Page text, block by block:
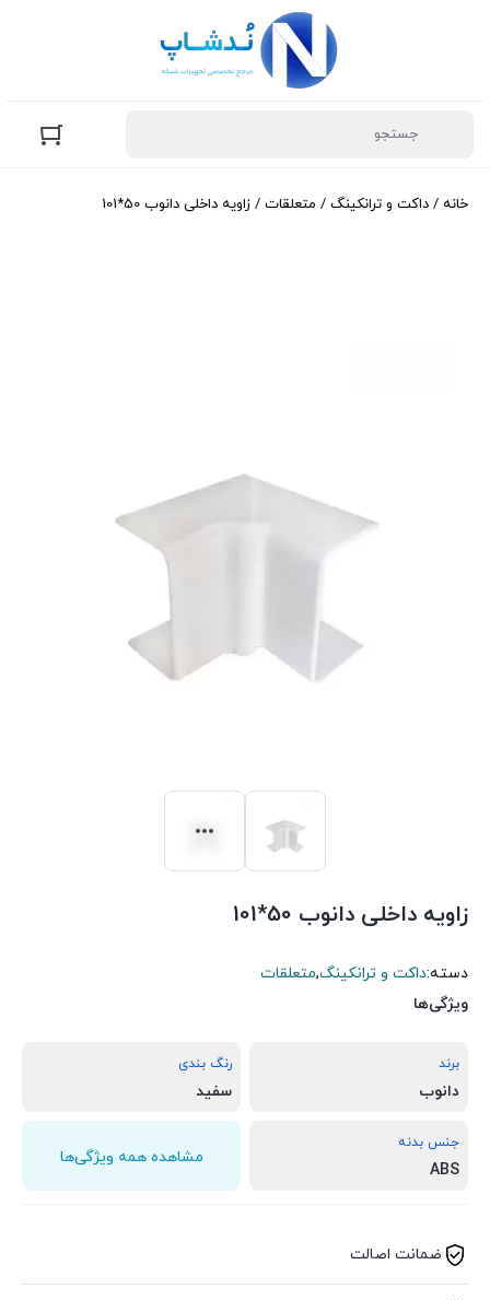
خانه / داکت و ترانکینگ / متعلقات / زاویه داخلی دانوب 50*101
زاویه داخلی دانوب 50*101
دسته:داکت و ترانکینگ,متعلقات
ویژگی‌ها
برند
دانوب
رنگ بندی
سفید
جنس بدنه
ABS
مشاهده همه ویژگی‌ها
ضمانت اصالت